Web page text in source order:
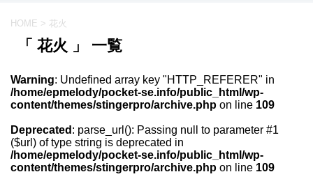
お問合せ
HOME > 花火
「 花火 」 一覧
Warning: Undefined array key "HTTP_REFERER" in
/home/epmelody/pocket-se.info/public_html/wp-
content/themes/stingerpro/archive.php on line 109
Deprecated : parse_url(): Passing null to parameter #1
($url) of type string is deprecated in
/home/epmelody/pocket-se.info/public_html/wp-
content/themes/stingerpro/archive.php on line 109